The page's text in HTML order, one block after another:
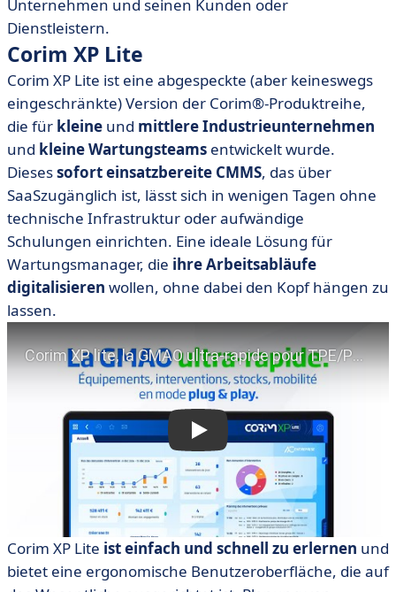
Unternehmen und seinen Kunden oder
Dienstleistern.
Corim XP Lite
Corim XP Lite ist eine abgespeckte (aber keineswegs
eingeschränkte) Version der Corim®-Produktreihe,
die für kleine und mittlere Industrieunternehmen
und kleine Wartungsteams entwickelt wurde.
Diesessofort einsatzbereite CMMS, das über
SaaSzugänglich ist, lässt sich in wenigen Tagen ohne
technische Infrastruktur oder aufwändige
Schulungen einrichten. Eine ideale Lösung für
Wartungsmanager, die ihre Arbeitsabläufe
digitalisieren wollen, ohne dabei den Kopf hängen zu
lassen.
Corim XP Lite ist einfach und schnell zu erlernen und
bietet eine ergonomische Benutzeroberfläche, die auf